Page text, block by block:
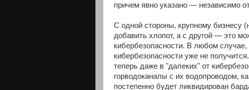
причем явно указано — независимо
С одной стороны, крупному бизнесу
добавить хлопот, а с другой — это
кибербезопасности. В любом
кибербезопасности уже не
теперь даже в "далеких" от
горводоканалы с их водопроводом,
постепенно будет ликвидирован